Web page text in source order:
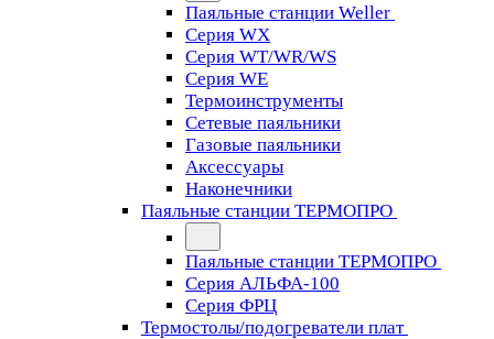
Паяльные станции Weller
Серия WX
Серия WT/WR/WS
Серия WE
Термоинструменты
Сетевые паяльники
Газовые паяльники
Аксессуары
Наконечники
Паяльные станции ТЕРМОПРО
Паяльные станции ТЕРМОПРО
Серия АЛЬФА-100
Серия ФРЦ
Термостолы/подогреватели плат